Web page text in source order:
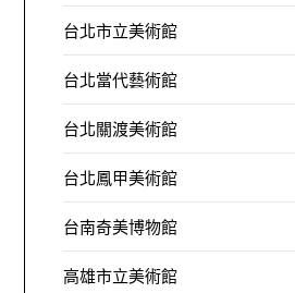
台北市立美術館
台北當代藝術館
台北關渡美術館
台北鳳甲美術館
台南奇美博物館
高雄市立美術館